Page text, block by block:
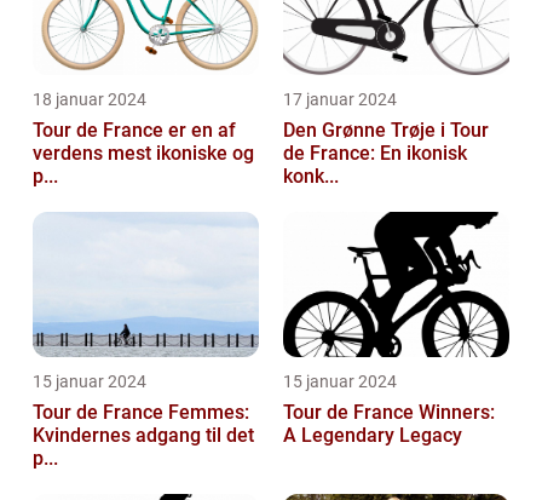
18 januar 2024
Tour de France er en af
verdens mest ikoniske og
p...
17 januar 2024
Den Grønne Trøje i Tour
de France: En ikonisk
konk...
15 januar 2024
Tour de France Femmes:
Kvindernes adgang til det
p...
15 januar 2024
Tour de France Winners:
A Legendary Legacy